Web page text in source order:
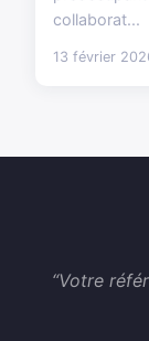
collaborat...
13 février
“Votre